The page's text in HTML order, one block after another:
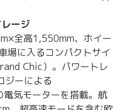
ージ
全高1,550mm、ホイー
場に入るコンパクトサイ
Chic）。パワートレ
ジーによる
気モーターを搭載。航